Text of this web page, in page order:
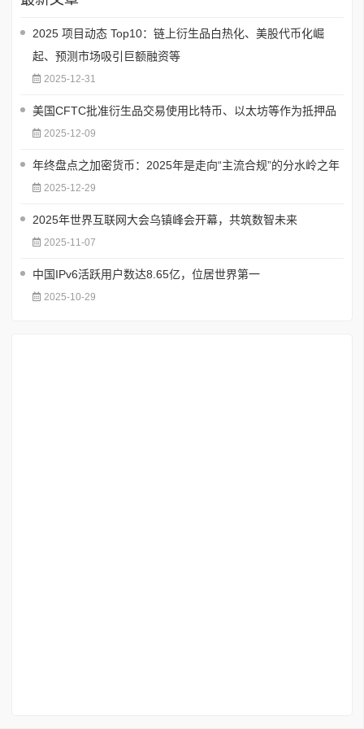
2025 项目动态 Top10：链上衍生品白热化、美股代币化崛
起、预测市场吸引巨额融资等
2025-12-31
美国CFTC批准衍生品交易使用比特币、以太坊等作为抵押品
2025-12-09
年终盘点之加密货币：2025年是走向“主流合规”的分水岭之年
2025-12-29
2025年世界互联网大会乌镇峰会开幕，共筑数智未来
2025-11-07
中国IPv6活跃用户数达8.65亿，位居世界第一
2025-10-29